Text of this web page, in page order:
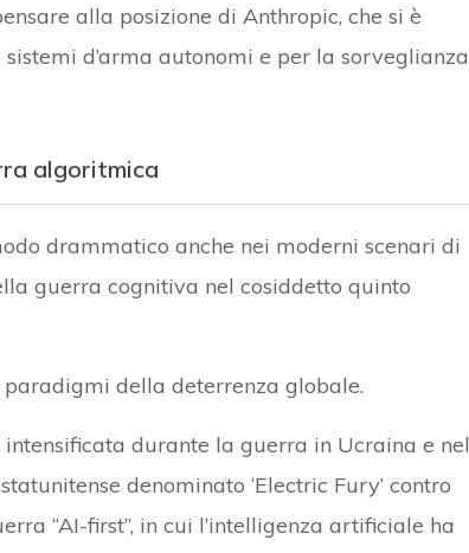
alla posizione di Anthropic, che si è
d’arma autonomi e per la sorveglianza
algoritmica
drammatico anche nei moderni scenari di
guerra cognitiva nel cosiddetto quinto
paradigmi della deterrenza globale.
durante la guerra in Ucraina e nel
denominato ‘Electric Fury’ contro
“AI-first”, in cui l’intelligenza artificiale ha